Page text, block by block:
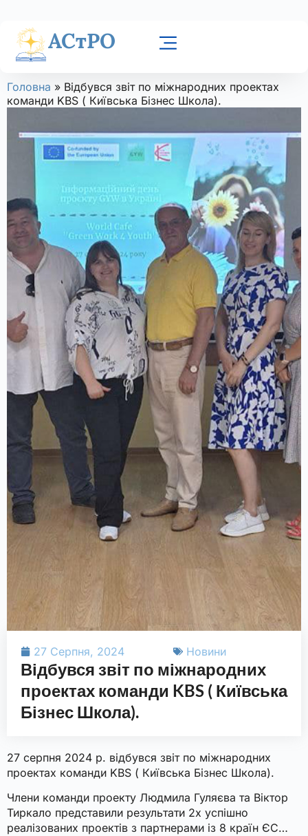
АСтРО
Головна » Відбувся звіт по міжнародних проектах
команди KBS ( Київська Бізнес Школа).
27 Серпня, 2024 Новини
Відбувся звіт по міжнародних
проектах команди KBS ( Київська
Бізнес Школа).
27 серпня 2024 р. відбувся звіт по міжнародних
проектах команди KBS ( Київська Бізнес Школа).
Члени команди проекту Людмила Гуляєва та Віктор
Тиркало представили результати 2х успішно
реалізованих проектів з партнерами із 8 країн ЄС…